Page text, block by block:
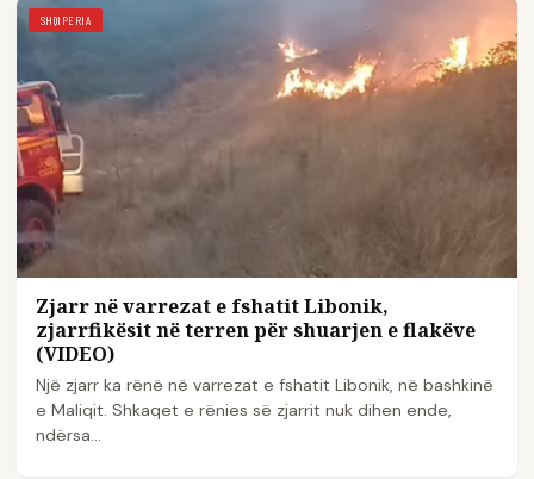
SHQIPERIA
Zjarr në varrezat e fshatit Libonik,
zjarrfikësit në terren për shuarjen e flakëve
(VIDEO)
Një zjarr ka rënë në varrezat e fshatit Libonik, në bashkinë
e Maliqit. Shkaqet e rënies së zjarrit nuk dihen ende,
ndërsa…